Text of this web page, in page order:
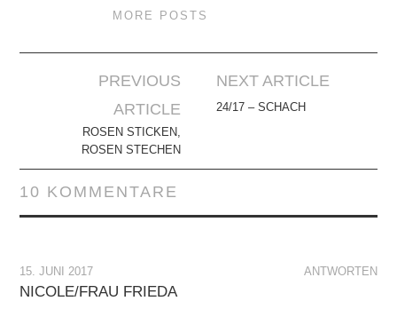
MORE POSTS
Navigation
PREVIOUS
ARTICLE
ROSEN STICKEN,
ROSEN STECHEN
NEXT ARTICLE
24/17 – SCHACH
10 KOMMENTARE
ANTWORTEN
15. JUNI 2017
NICOLE/FRAU FRIEDA